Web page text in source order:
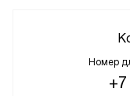
Номер